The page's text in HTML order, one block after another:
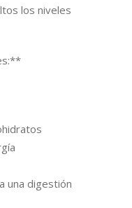
los niveles
una digestión